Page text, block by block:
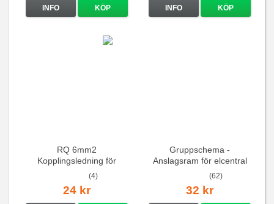
INFO KÖP INFO KÖP
RQ 6mm2
Kopplingsledning för
elcentraler mm
(4)
24 kr
Gruppschema -
Anslagsram för elcentral
(62)
32 kr